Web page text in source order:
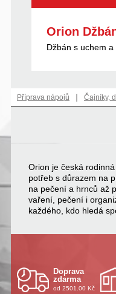
Orion
Džbán s uchem
Příprava nápojů | Čajníky,
Orion je česká
potřeb s důrazem na
na pečení a hrnců až
vaření, pečení i
každého, kdo hledá
Doprava
zdarma
od 2501.00 Kč